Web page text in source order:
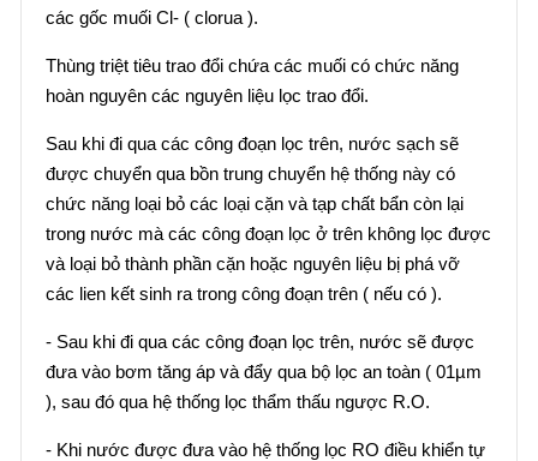
các gốc muối Cl- ( clorua ).
Thùng triệt tiêu trao đổi chứa các muối có chức năng
hoàn nguyên các nguyên liệu lọc trao đổi.
Sau khi đi qua các công đoạn lọc trên, nước sạch sẽ
được chuyển qua bồn trung chuyển hệ thống này có
chức năng loại bỏ các loại cặn và tạp chất bẩn còn lại
trong nước mà các công đoạn lọc ở trên không lọc được
và loại bỏ thành phần cặn hoặc nguyên liệu bị phá vỡ
các lien kết sinh ra trong công đoạn trên ( nếu có ).
- Sau khi đi qua các công đoạn lọc trên, nước sẽ được
đưa vào bơm tăng áp và đẩy qua bộ lọc an toàn ( 01µm
), sau đó qua hệ thống lọc thẩm thấu ngược R.O.
- Khi nước được đưa vào hệ thống lọc RO điều khiển tự